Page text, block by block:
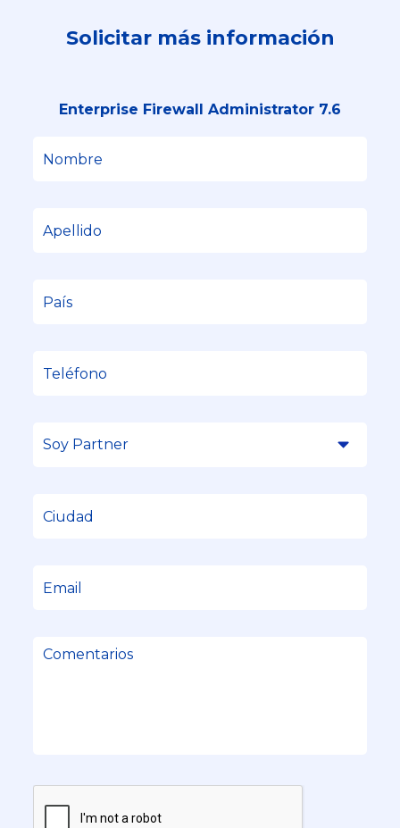
Solicitar más información
Enterprise Firewall Administrator 7.6